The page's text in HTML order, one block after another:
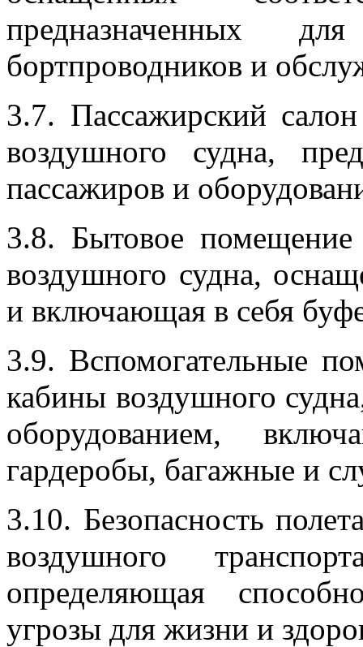
предназначенных
бортпроводников и
3.7. Пассажирский
воздушного судна,
пассажиров и
3.8. Бытовое
воздушного судна,
и включающая в себя
3.9. Вспомогательные
кабины воздушного
оборудованием,
гардеробы, багажные и
3.10. Безопасность
воздушного
определяющая
угрозы для жизни и